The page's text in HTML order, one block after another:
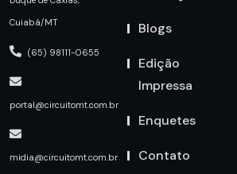
Cuiabá/MT
(65) 98111-0655
portal@circuitomt.com.br
midia@circuitomt.com.br
Blogs
Edição
Impressa
Enquetes
Contato